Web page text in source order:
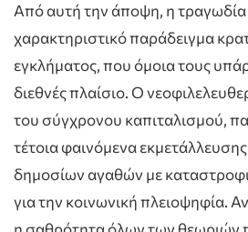
Από αυτή την άποψη, η τραγωδία
χαρακτηριστικό παράδειγμα
εγκλήματος, που όμοια τους
διεθνές πλαίσιο. Ο
του σύγχρονου καπιταλισμού,
τέτοια φαινόμενα
δημοσίων αγαθών με
για την κοινωνική πλειοψηφία.